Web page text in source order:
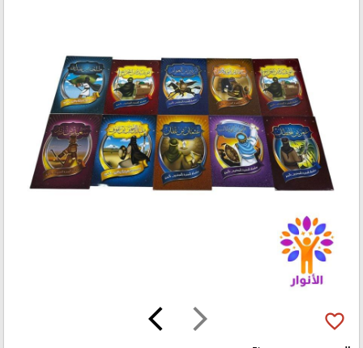
arrow_forward_ios
arrow_back_ios favorite_border